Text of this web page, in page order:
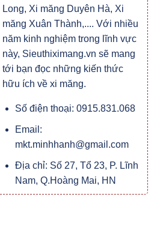
Long, Xi măng Duyên Hà, Xi
măng Xuân Thành,.... Với nhiều
năm kinh nghiệm trong lĩnh vực
này, Sieuthiximang.vn sẽ mang
tới bạn đọc những kiến thức
hữu ích về xi măng.
Số điện thoại: 0915.831.068
Email:
mkt.minhhanh@gmail.com
Địa chỉ: Số 27, Tổ 23, P. Lĩnh
Nam, Q.Hoàng Mai, HN